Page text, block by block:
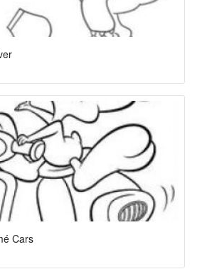
Cars